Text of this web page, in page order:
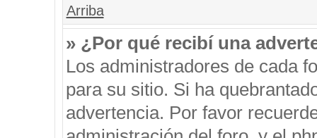
Arriba
» ¿Por qué recibí una
Los administradores de cada
para su sitio. Si ha
advertencia. Por favor